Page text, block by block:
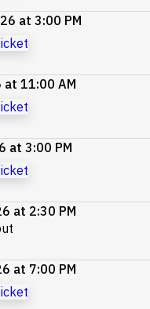
at 3:00 PM
11:00 AM
at 3:00 PM
at 2:30 PM
at 7:00 PM